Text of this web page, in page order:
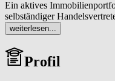
Ein aktives
selbständiger
Sie regelmäßig neue
Interessenten mit dem
Vermittlungsmandaten, die
Eigentümerinnen und
weiterlesen...
Profil